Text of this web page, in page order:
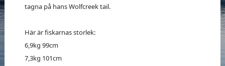
tagna på hans Wolfcreek tail.
Här är fiskarnas storlek:
6,9kg 99cm
7,3kg 101cm